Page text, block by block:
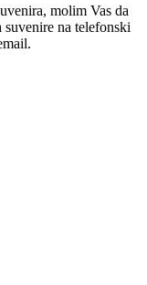
molim Vas da
suvenire na telefonski